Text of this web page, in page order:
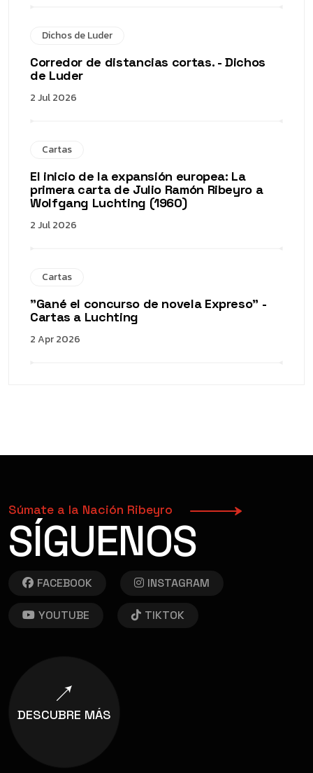
Dichos de Luder
Corredor de distancias cortas. - Dichos
de Luder
2 Jul 2026
Cartas
El inicio de la expansión europea: La
primera carta de Julio Ramón Ribeyro a
Wolfgang Luchting (1960)
2 Jul 2026
Cartas
"Gané el concurso de novela Expreso" -
Cartas a Luchting
2 Apr 2026
Súmate a la Nación Ribeyro
SÍGUENOS
FACEBOOK INSTAGRAM
YOUTUBE TIKTOK
DESCUBRE MÁS